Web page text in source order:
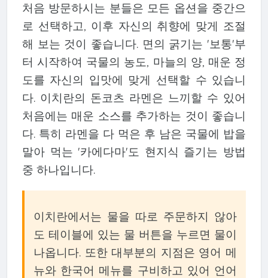
처음 방문하시는 분들은 모든 옵션을 중간으
로 선택하고, 이후 자신의 취향에 맞게 조절
해 보는 것이 좋습니다. 면의 굵기는 '보통'부
터 시작하여 국물의 농도, 마늘의 양, 매운 정
도를 자신의 입맛에 맞게 선택할 수 있습니
다. 이치란의 돈코츠 라멘은 느끼할 수 있어
처음에는 매운 소스를 추가하는 것이 좋습니
다. 특히 라멘을 다 먹은 후 남은 국물에 밥을
말아 먹는 '카에다마'도 현지식 즐기는 방법
중 하나입니다.
이치란에서는 물을 따로 주문하지 않아
도 테이블에 있는 물 버튼을 누르면 물이
나옵니다. 또한 대부분의 지점은 영어 메
뉴와 한국어 메뉴를 구비하고 있어 언어